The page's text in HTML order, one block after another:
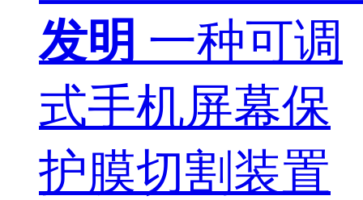
发明 一种可调
式手机屏幕保
护膜切割装置